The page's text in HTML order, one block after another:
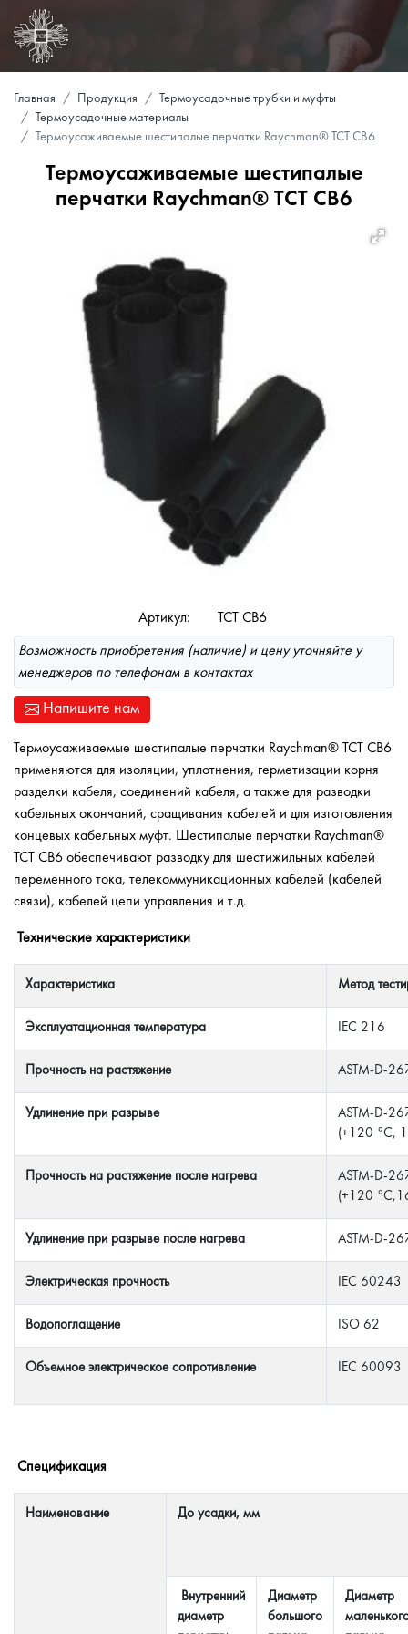
Главная Продукция
Термоусадочные трубки и муфты
Термоусадочные материалы
Термоусаживаемые шестипалые перчатки Raychman® ТСТ СВ6
Термоусаживаемые шестипалые
перчатки Raychman® ТСТ СВ6
Артикул: ТСТ СВ6
Возможность приобретения (наличие) и цену уточняйте у
менеджеров по телефонам в контактах
Напишите нам
Термоусаживаемые шестипалые перчатки Raychman® ТСТ СВ6
применяются для изоляции, уплотнения, герметизации корня
разделки кабеля, соединений кабеля, а также для разводки
кабельных окончаний, сращивания кабелей и для изготовления
концевых кабельных муфт. Шестипалые перчатки Raychman®
ТСТ СВ6 обеспечивают разводку для шестижильных кабелей
переменного тока, телекоммуникационных кабелей (кабелей
связи), кабелей цепи управления и т.д.
Технические характеристики
Характеристика Метод
Эксплуатационная температура IEC 216
Прочность на растяжение ASTM-D-
Удлинение при разрыве
ASTM-D-
(+120 °С,
Прочность на растяжение после нагрева
ASTM-D-
(+120
Удлинение при разрыве после нагрева ASTM-D-
Электрическая прочность IEC 60243
Водопоглащение ISO 62
Объемное электрическое сопротивление IEC 60093
Спецификация
Наименование До усадки, мм
Внутренний
диаметр
Диаметр
большого
Диаметр